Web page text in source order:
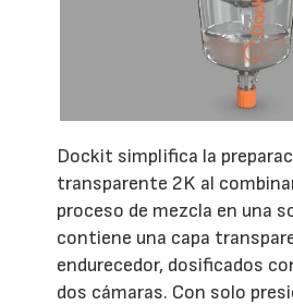
Dockit simplifica la
transparente 2K al
proceso de mezcla en una
contiene una capa
endurecedor, dosificados
dos cámaras. Con solo